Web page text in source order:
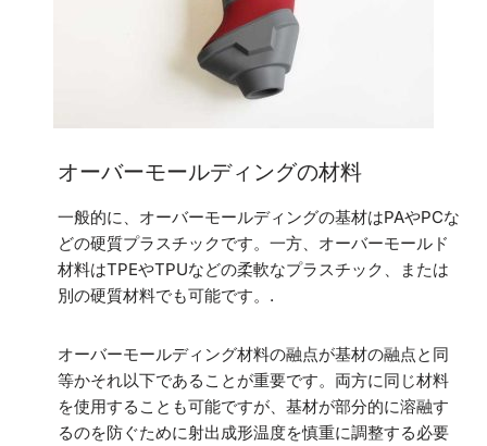
オーバーモールディングの材料
一般的に、オーバーモールディングの基材はPAやPCな
どの硬質プラスチックです。一方、オーバーモールド
材料はTPEやTPUなどの柔軟なプラスチック、または
別の硬質材料でも可能です。.
オーバーモールディング材料の融点が基材の融点と同
等かそれ以下であることが重要です。両方に同じ材料
を使用することも可能ですが、基材が部分的に溶融す
るのを防ぐために射出成形温度を慎重に調整する必要